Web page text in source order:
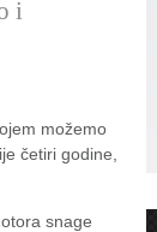
i
možemo
četiri godine,
snage